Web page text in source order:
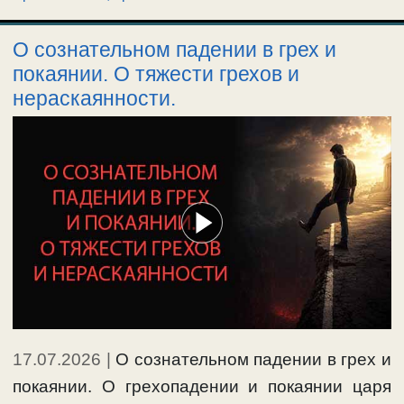
О сознательном падении в грех и
покаянии. О тяжести грехов и
нераскаянности.
17.07.2026 | О сознательном падении в грех и
покаянии. О грехопадении и покаянии царя